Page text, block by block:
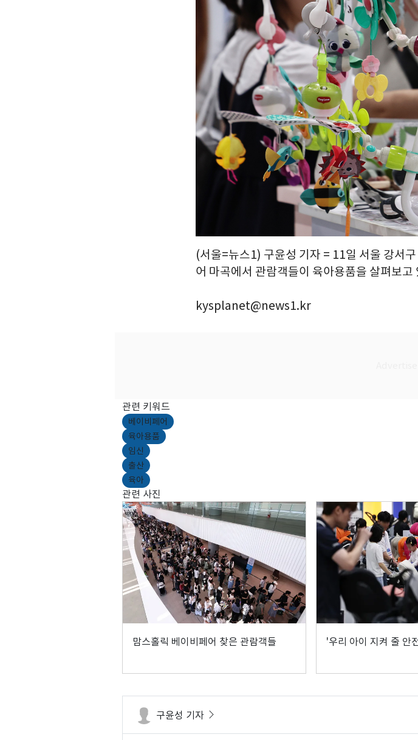
(서울=뉴스1) 구윤성 기자 = 11일 서울 강서
어 마곡에서 관람객들이 육아용품을 살펴보
kysplanet@news1.kr
관련 키워드
베이비페어
육아용품
임신
출산
육아
관련 사진
맘스홀릭 베이비페어 찾은 관람객들 '우리 아이 지켜 줄 안
구윤성 기자